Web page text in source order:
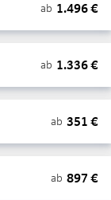
ab 1.496€
ab 1.336€
ab 351 €
ab 897 €